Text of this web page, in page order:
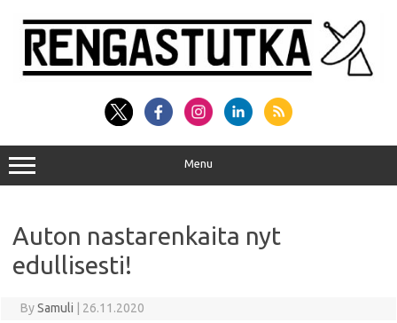
content
Menu
Auton nastarenkaita nyt
edullisesti!
BySamuli 26.11.2020